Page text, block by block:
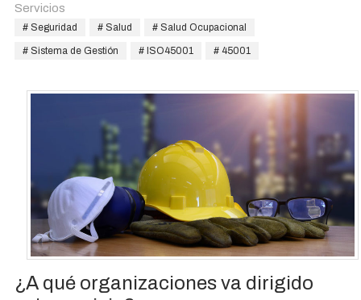
Servicios
Seguridad Salud Salud Ocupacional
Sistema de Gestión ISO45001 45001
¿A qué organizaciones va dirigido